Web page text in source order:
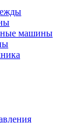
машины